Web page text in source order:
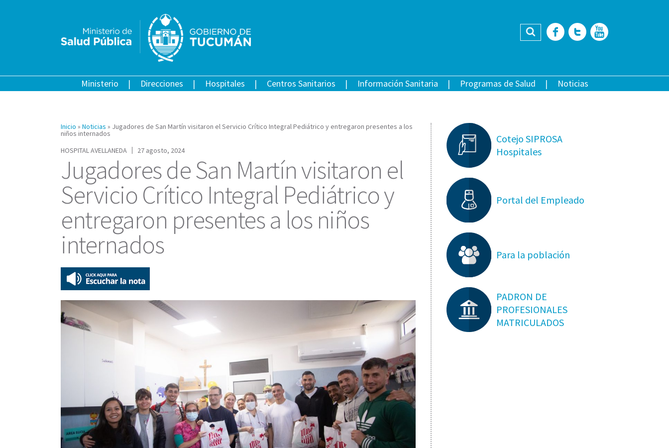
Buscar Facebook
Twitter
Ministerio Direcciones Hospitales Centros Sanitarios Información Sanitaria Programas de Salud Noticias
Inicio » Noticias » Jugadores de San Martín visitaron el Servicio Crítico Integral Pediátrico y entregaron presentes a los
niños internados
HOSPITAL AVELLANEDA
27 agosto, 2024
Jugadores de San Martín visitaron el
Servicio Crítico Integral Pediátrico y
entregaron presentes a los niños
internados
Cotejo SIPROSA
Hospitales
Portal del Empleado
Para la población
PADRON DE
PROFESIONALES
MATRICULADOS